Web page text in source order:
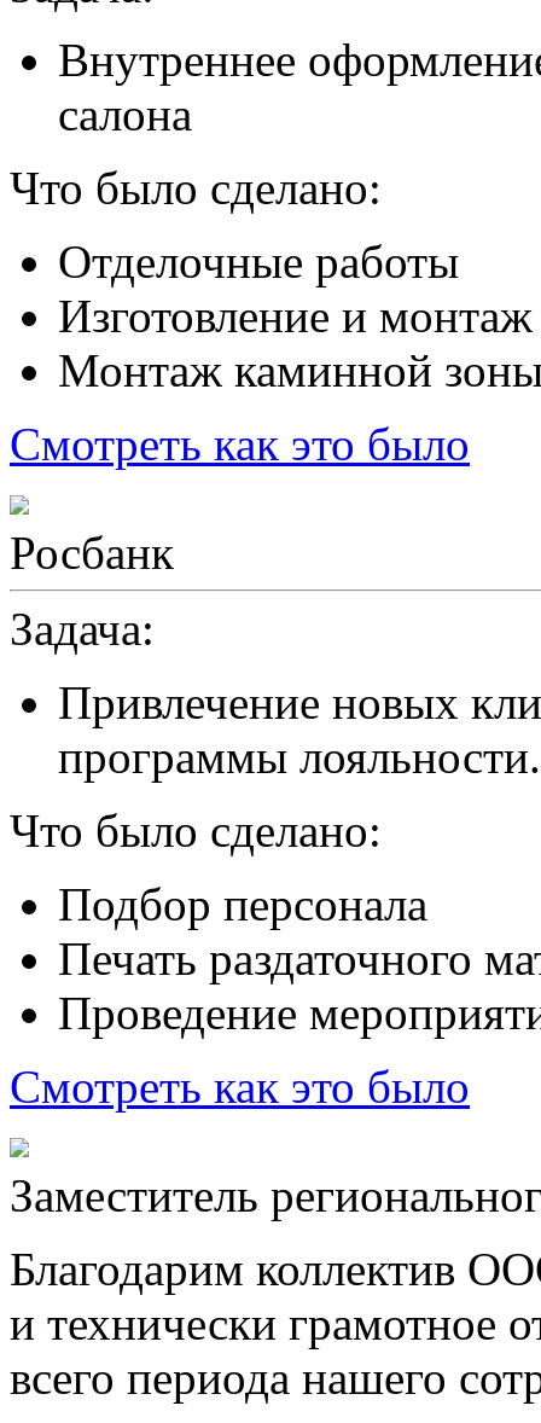
Внутреннее
салона
Что было сделано:
Отделочные работы
Изготовление и
Монтаж каминной
Смотреть как это было
Росбанк
Задача:
Привлечение новых
программы лояльности.
Что было сделано:
Подбор персонала
Печать раздаточного
Проведение
Смотреть как это было
Заместитель
Благодарим коллектив
и технически грамотное
всего периода нашего